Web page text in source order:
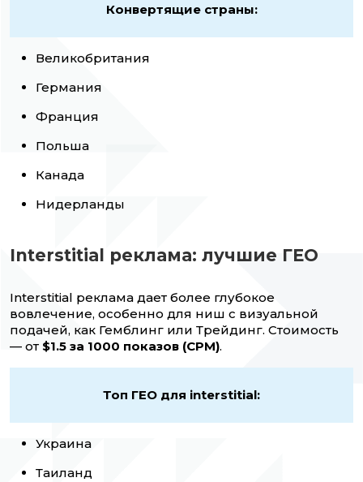
Конвертящие страны:
Великобритания
Германия
Франция
Польша
Канада
Нидерланды
Interstitial реклама: лучшие ГЕО
Interstitial реклама дает более глубокое
вовлечение, особенно для ниш с визуальной
подачей, как Гемблинг или Трейдинг. Стоимость
— от $1.5 за 1000 показов (CPM).
Топ ГЕО для interstitial:
Украина
Таиланд